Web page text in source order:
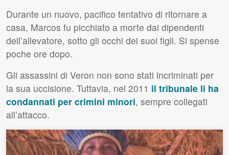
Durante un nuovo, pacifico tentativo di ritornare a
casa, Marcos fu picchiato a morte dai dipendenti
dell’allevatore, sotto gli occhi dei suoi figli. Si spense
poche ore dopo.
Gli assassini di Veron non sono stati incriminati per
la sua uccisione. Tuttavia, nel 2011 il tribunale li ha
condannati per crimini minori, sempre collegati
all’attacco.